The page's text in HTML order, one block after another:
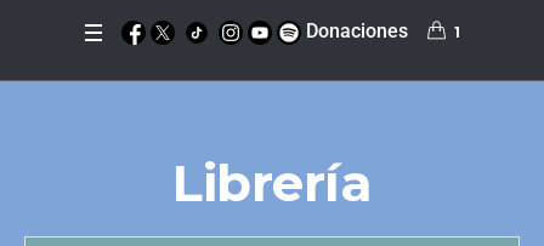
Donaciones 1
Librería